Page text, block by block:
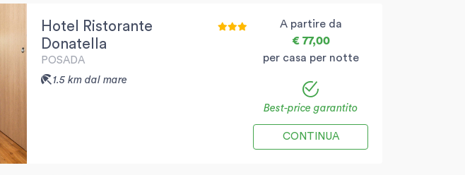
Hotel Ristorante
Donatella
POSADA
1.5 km dal mare
A partire da
€ 77,00
per casa per notte
Best-price garantito
CONTINUA